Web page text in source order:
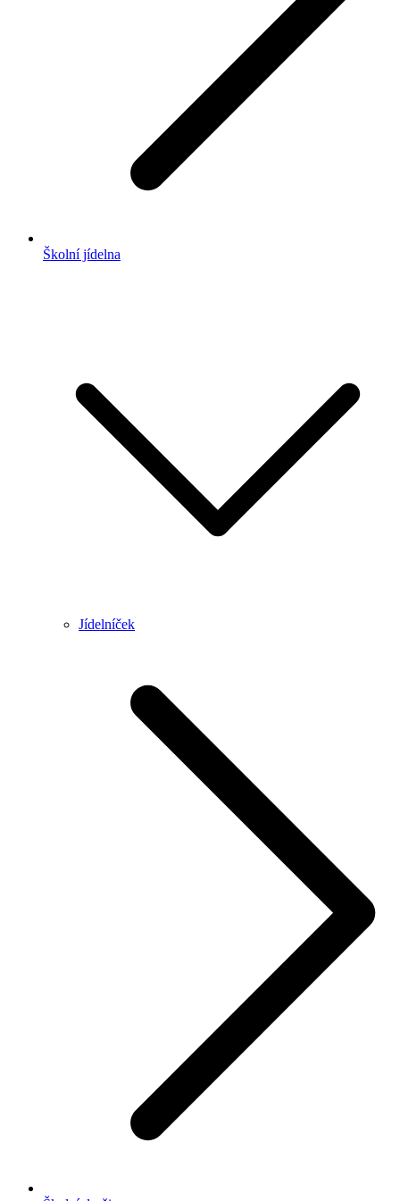
Školní jídelna
Jídelníček